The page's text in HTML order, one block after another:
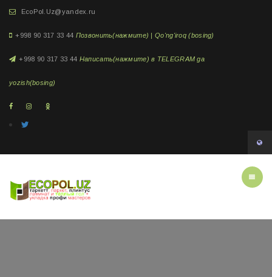
EcoPol.Uz@yandex.ru
+998 90 317 33 44 Позвонить(нажмите) | Qo'ng'iroq (bosing)
+998 90 317 33 44 Написать(нажмите) в TELEGRAM ga
yozish(bosing)